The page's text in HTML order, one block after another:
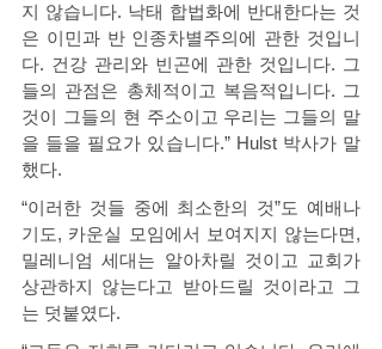
지 않습니다. 낙태 합법화에 반대한다는 것
은 이민과 반 인종차별주의에 관한 것입니
다. 건강 관리와 빈곤에 관한 것입니다. 그
들의 관점은 총체적이고 복음적입니다. 그
것이 그들의 현 주소이고 우리는 그들의 말
을 들을 필요가 있습니다.” Hulst 박사가 말
했다.
“이러한 것들 중에 최소한의 것”도 예배나
기도, 카운실 모임에서 보여지지 않는다면,
밀레니엄 세대는 알아차릴 것이고 교회가
상관하지 않는다고 받아드릴 것이라고 그
는 덧붙였다.